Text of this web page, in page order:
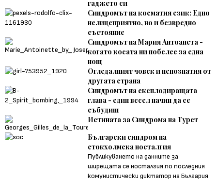
гаджето си
Синдромът на косматия език: Едно
нелицеприятно, но и безвредно
състояние
Синдромът на Мария Антоанета -
когато косата ни побелее за една
нощ
Огледалният човек и непознатия от
другата страна
Синдромът на експлодиращата
глава - един весел начин да се
събудиш
Истината за Синдрома на Турет
Български синдром на
стокхолмска носталгия
Публикуването на данните за
ширещата се носталгия по последния
комунистически диктатор на България